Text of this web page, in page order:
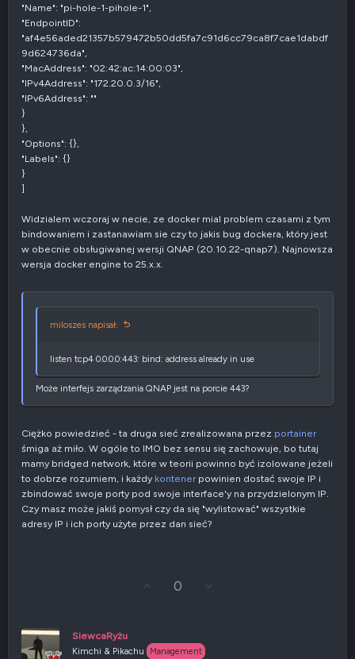
"Name": "pi-hole-1-pihole-1",
"EndpointID":
"af4e56aded21357b579472b50dd5fa7c91d6cc79ca8f7cae1dabdf
9d624736da",
"MacAddress": "02:42:ac:14:00:03",
"IPv4Address": "172.20.0.3/16",
"IPv6Address": ""
}
},
"Options": {},
"Labels": {}
}
]
Widzialem wczoraj w necie, ze docker mial problem czasami z tym
bindowaniem i zastanawiam sie czy to jakis bug dockera, który jest
w obecnie obsługiwanej wersji QNAP (20.10.22-qnap7). Najnowsza
wersja docker engine to 25.x.x.
miloszes napisał:
listen tcp4 0.0.0.0:443: bind: address already in use
Może interfejs zarządzania QNAP jest na porcie 443?
Ciężko powiedzieć - ta druga sieć zrealizowana przez portainer
śmiga aż miło. W ogóle to IMO bez sensu się zachowuje, bo tutaj
mamy bridged network, które w teorii powinno być izolowane jeżeli
to dobrze rozumiem, i każdy kontenerpowinien dostać swoje IP i
zbindować swoje porty pod swoje interface'y na przydzielonym IP.
Czy masz może jakiś pomysł czy da się "wylistować" wszystkie
adresy IP i ich porty użyte przez dan sieć?
j
0
SiewcaRyżu
Kimchi & Pikachu Management